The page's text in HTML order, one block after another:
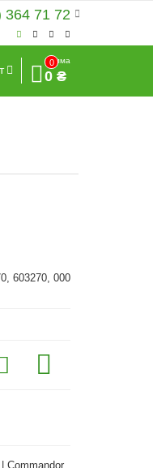
364 71 72
0
Сумма
0 ₴
603270, 000
Commandor